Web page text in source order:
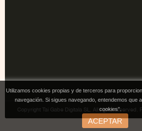
Utilizamos cookies propias y de terceros para
navegación. Si sigues navegando, entendemos que
cookies".
ACEPTAR
Copyright Tai Gabe Digitala SL. All rights reserved.